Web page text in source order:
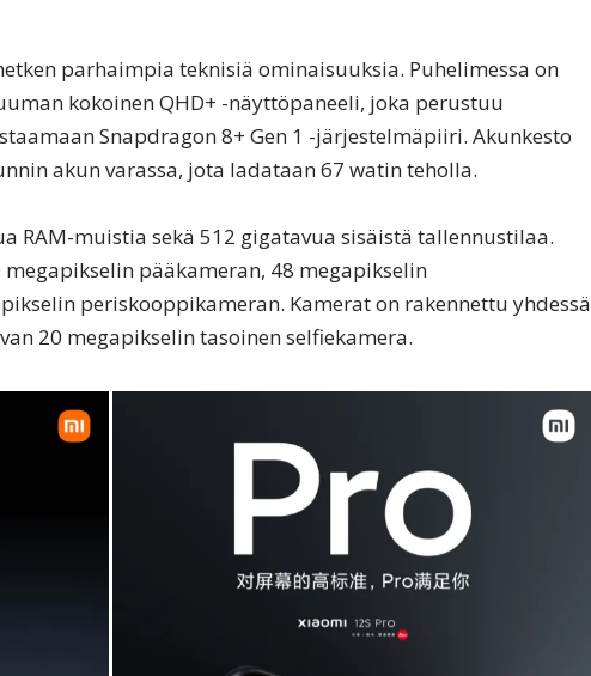
parhaimpia teknisiä ominaisuuksia. Puhelimessa on
kokoinen QHD+ -näyttöpaneeli, joka perustuu
Snapdragon 8+ Gen 1 -järjestelmäpiiri. Akunkesto
akun varassa, jota ladataan 67 watin teholla.
RAM-muistia sekä 512 gigatavua sisäistä tallennustilaa.
pääkameran, 48 megapikselin
periskooppikameran. Kamerat on rakennettu yhdessä
20 megapikselin tasoinen selfiekamera.